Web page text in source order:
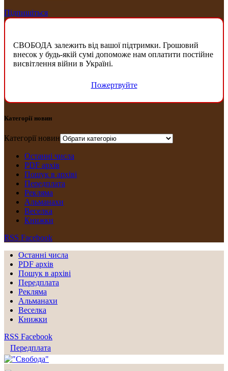
Підпишіться
СВОБОДА залежить від вашої підтримки. Грошовий
внесок у будь-якій сумі допоможе нам оплатити постійне
висвітлення війни в Україні.
Пожертвуйте
Категорії новин
Категорії новин
Останні числа
PDF архів
Пошук в архіві
Передплата
Рекляма
Альманахи
Веселка
Книжки
RSS Facebook
Останні числа
PDF архів
Пошук в архіві
Передплата
Рекляма
Альманахи
Веселка
Книжки
RSS Facebook
Передплата